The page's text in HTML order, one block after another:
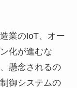
業のIoT、オー
化が進むな
懸念されるの
御システムの